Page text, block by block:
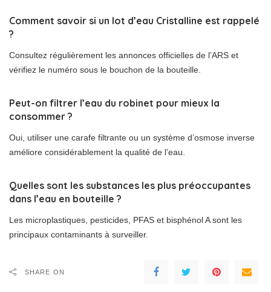
Comment savoir si un lot d’eau Cristalline est rappelé
?
Consultez régulièrement les annonces officielles de l’ARS et
vérifiez le numéro sous le bouchon de la bouteille.
Peut-on filtrer l’eau du robinet pour mieux la
consommer ?
Oui, utiliser une carafe filtrante ou un système d’osmose inverse
améliore considérablement la qualité de l’eau.
Quelles sont les substances les plus préoccupantes
dans l’eau en bouteille ?
Les microplastiques, pesticides, PFAS et bisphénol A sont les
principaux contaminants à surveiller.
SHARE ON